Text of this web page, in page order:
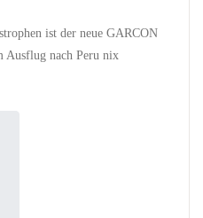
ist der neue GARCON
Ausflug nach Peru nix